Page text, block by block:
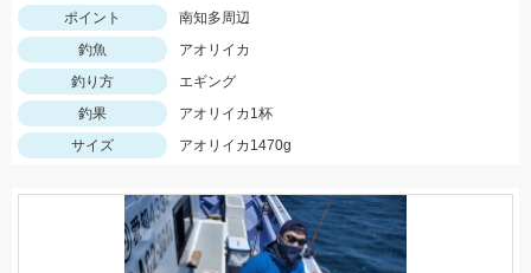
ポイント
南知多周辺
釣魚
アオリイカ
釣り方
エギング
釣果
アオリイカ1杯
サイズ
アオリイカ1470g